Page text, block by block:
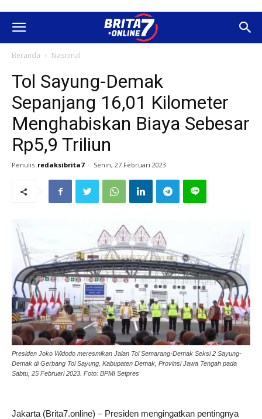
Beranda Nasional
Tol Sayung-Demak
Sepanjang 16,01 Kilometer
Menghabiskan Biaya Sebesar
Rp5,9 Triliun
Penulis redaksibrita7 - Senin, 27 Februari 2023
Presiden Joko Widodo meresmikan Jalan Tol Semarang-Demak Seksi 2 Sayung-
Demak di Gerbang Tol Sayung, Kabupaten Demak, Provinsi Jawa Tengah pada
Sabtu, 25 Februari 2023. Foto: BPMI Setpres
Jakarta (Brita7.online) – Presiden mengingatkan pentingnya